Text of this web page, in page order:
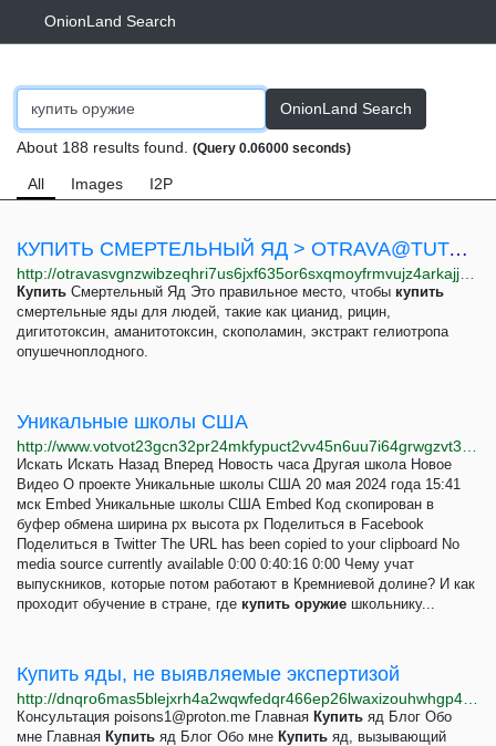
OnionLand Search
OnionLand Search
About 188 results found. (Query 0.06000 seconds)
All Images I2P
КУПИТЬ СМЕРТЕЛЬНЫЙ ЯД > OTRAVA@TUTA.COM
Купить Смертельный Яд Это правильное место, чтобы купить
смертельные яды для людей, такие как цианид, рицин,
дигитотоксин, аманитотоксин, скополамин, экстракт гелиотропа
опушечноплодного.
Уникальные школы США
Искать Искать Назад Вперед Новость часа Другая школа Новое
Видео О проекте Уникальные школы США 20 мая 2024 года 15:41
мск Embed Уникальные школы США Embed Код скопирован в
буфер обмена ширина px высота px Поделиться в Facebook
Поделиться в Twitter The URL has been copied to your clipboard No
media source currently available 0:00 0:40:16 0:00 Чему учат
выпускников, которые потом работают в Кремниевой долине? И как
проходит обучение в стране, где купить оружие школьнику...
Купить яды, не выявляемые экспертизой
Консультация poisons1@proton.me Главная Купить яд Блог Обо
мне Главная Купить яд Блог Обо мне Купить яд, вызывающий